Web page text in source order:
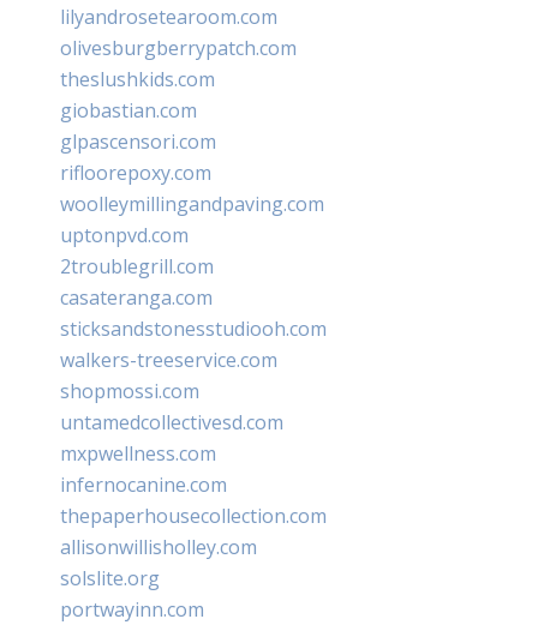
lilyandrosetearoom.com
olivesburgberrypatch.com
theslushkids.com
giobastian.com
glpascensori.com
rifloorepoxy.com
woolleymillingandpaving.com
uptonpvd.com
2troublegrill.com
casateranga.com
sticksandstonesstudiooh.com
walkers-treeservice.com
shopmossi.com
untamedcollectivesd.com
mxpwellness.com
infernocanine.com
thepaperhousecollection.com
allisonwillisholley.com
solslite.org
portwayinn.com